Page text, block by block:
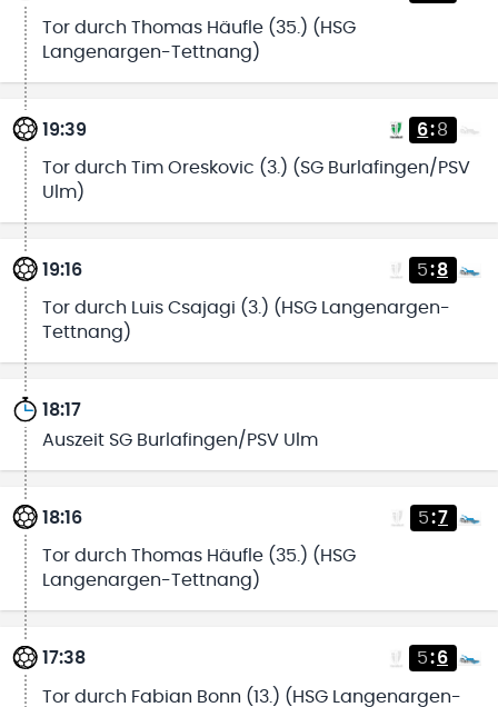
Tor durch Thomas Häufle (35.) (HSG
Langenargen-Tettnang)
19:39 6:8
Tor durch Tim Oreskovic (3.) (SG Burlafingen/PSV
Ulm)
19:16 5:8
Tor durch Luis Csajagi (3.) (HSG Langenargen-
Tettnang)
18:17
Auszeit SG Burlafingen/PSV Ulm
18:16 5:7
Tor durch Thomas Häufle (35.) (HSG
Langenargen-Tettnang)
17:38 5:6
Tor durch Fabian Bonn (13.) (HSG Langenargen-